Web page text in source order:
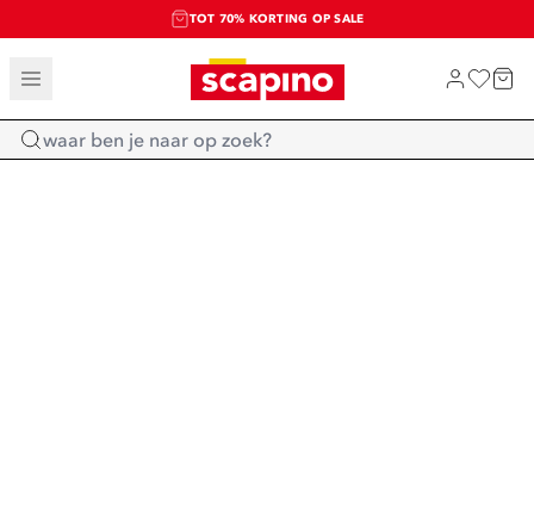
TOT 70% KORTING OP SALE
SALE: LAATSTE KANS!
SHOP NIEUW
Home